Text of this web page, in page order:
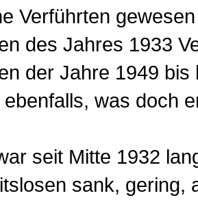
Verführten
des Jahres 1933
der Jahre 1949
ebenfalls, was doch
seit Mitte 1932
sank, gering,